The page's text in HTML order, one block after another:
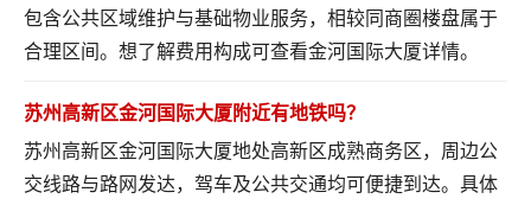
包含公共区域维护与基础物业服务，相较同商圈楼盘属于
合理区间。想了解费用构成可查看金河国际大厦详情。
苏州高新区金河国际大厦附近有地铁吗？
苏州高新区金河国际大厦地处高新区成熟商务区，周边公
交线路与路网发达，驾车及公共交通均可便捷到达。具体